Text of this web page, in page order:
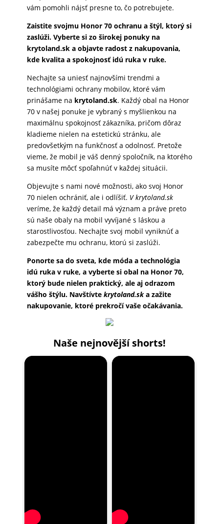
vám pomohli nájsť presne to, čo potrebujete.
Zaistite svojmu Honor 70 ochranu a štýl, ktorý si
zaslúži. Vyberte si zo širokej ponuky na
krytoland.sk a objavte radost z nakupovania,
kde kvalita a spokojnosť idú ruka v ruke.
Nechajte sa uniesť najnovšími trendmi a
technológiami ochrany mobilov, ktoré vám
prinášame na krytoland.sk. Každý obal na Honor
70 v našej ponuke je vybraný s myšlienkou na
maximálnu spokojnosť zákazníka, pričom dôraz
kladieme nielen na estetickú stránku, ale
predovšetkým na funkčnosť a odolnosť. Pretože
vieme, že mobil je váš denný spoločník, na ktorého
sa musíte môcť spoľahnúť v každej situácii.
Objevujte s nami nové možnosti, ako svoj Honor
70 nielen ochrániť, ale i odlíšiť. V krytoland.sk
veríme, že každý detail má význam a práve preto
sú naše obaly na mobil vyvíjané s láskou a
starostlivosťou. Nechajte svoj mobil vyniknúť a
zabezpečte mu ochranu, ktorú si zaslúži.
Ponorte sa do sveta, kde móda a technológia
idú ruka v ruke, a vyberte si obal na Honor 70,
ktorý bude nielen praktický, ale aj odrazom
vášho štýlu. Navštívte krytoland.ska zažite
nakupovanie, ktoré prekročí vaše očakávania.
Naše nejnovější shorts!